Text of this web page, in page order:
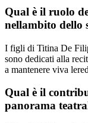
Qual è il ruolo
nellambito dello
I figli di Titina De
sono dedicati alla
a mantenere viva
Qual è il
panorama